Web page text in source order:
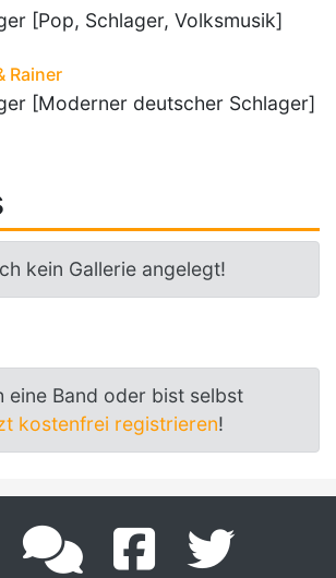
[Pop, Schlager, Volksmusik]
Rainer
[Moderner deutscher Schlager]
kein Gallerie angelegt!
eine Band oder bist selbst
kostenfrei registrieren!